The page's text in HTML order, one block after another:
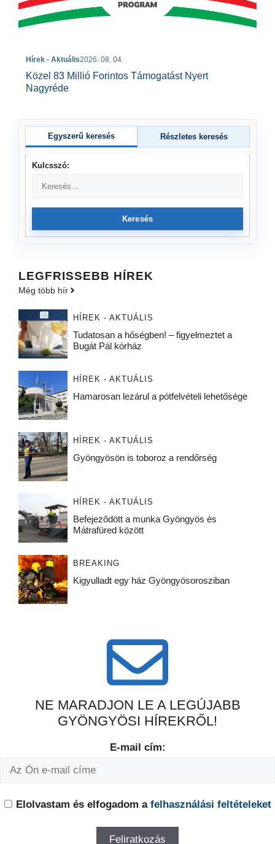
Hírek - Aktuális2026. 08. 04.
Közel 83 Millió Forintos Támogatást Nyert
Nagyréde
Egyszerű keresés Részletes keresés
Kulcsszó:
Keresés
LEGFRISSEBB HÍREK
Még több hír
HÍREK - AKTUÁLIS
Tudatosan a hőségben! – figyelmeztet a
Bugát Pál kórház
HÍREK - AKTUÁLIS
Hamarosan lezárul a pótfelvételi lehetősége
HÍREK - AKTUÁLIS
Gyöngyösön is toboroz a rendőrség
HÍREK - AKTUÁLIS
Befejeződött a munka Gyöngyös és
Mátrafüred között
BREAKING
Kigyulladt egy ház Gyöngyösorosziban
NE MARADJON LE A LEGÚJABB
GYÖNGYÖSI HÍREKRŐL!
E-mail cím:
Elolvastam és elfogadom a felhasználási feltételeket